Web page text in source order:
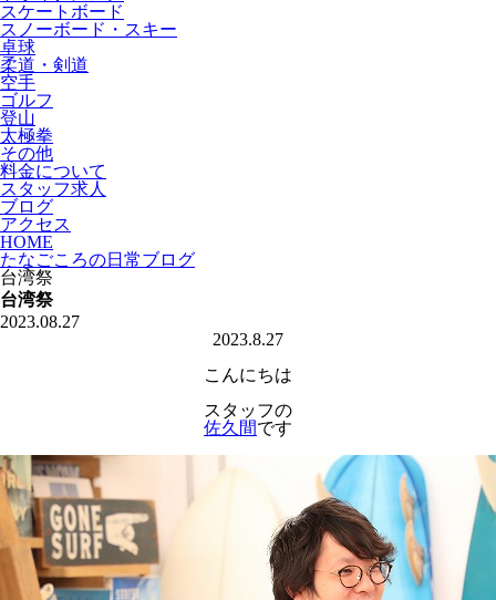
スケートボード
スノーボード・スキー
卓球
柔道・剣道
空手
ゴルフ
登山
太極拳
その他
料金について
スタッフ求人
ブログ
アクセス
HOME
たなごころの日常ブログ
台湾祭
台湾祭
2023.08.27
2023.8.27
こんにちは
スタッフの
佐久間です